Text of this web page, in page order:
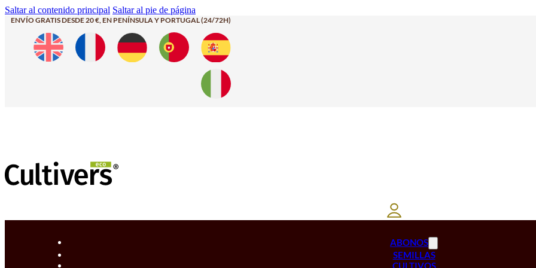
Saltar al contenido principal Saltar al pie de página
ENVÍO GRATIS DESDE 20 €, EN PENÍNSULA Y PORTUGAL (24/72H)
ABONOS
SEMILLAS
CULTIVOS